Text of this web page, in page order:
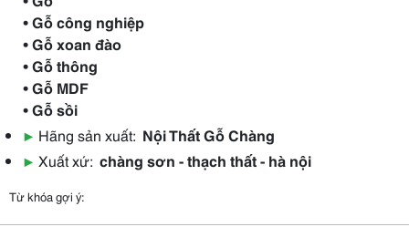
• Gỗ công nghiệp
• Gỗ xoan đào
• Gỗ thông
• Gỗ MDF
• Gỗ sồi
▶ Hãng sản xuất: Nội Thất Gỗ Chàng
▶ Xuất xứ: chàng sơn - thạch thất - hà nội
Từ khóa gợi ý: